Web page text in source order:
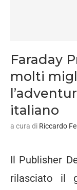
Faraday
molti
italiano
a cura di Riccardo
Il Publisher
rilasciato il